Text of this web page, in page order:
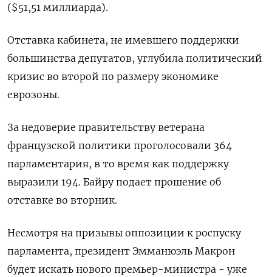
($51,51 миллиарда).
Отставка кабинета, не имевшего поддержки
большинства депутатов, углубила политический
кризис во второй по размеру экономике
еврозоны.
За недоверие правительству ветерана
французской политики проголосовали 364
парламентария, в то время как поддержку
выразили 194. Байру подает прошение об
отставке во вторник.
Несмотря на призывы оппозиции к роспуску
парламента, президент Эмманюэль Макрон
будет искать нового премьер-министра - уже